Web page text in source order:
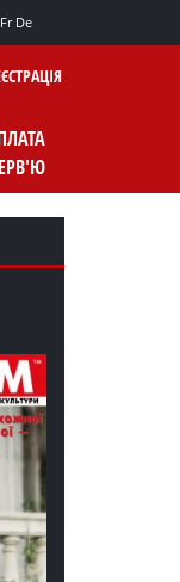
Fr De